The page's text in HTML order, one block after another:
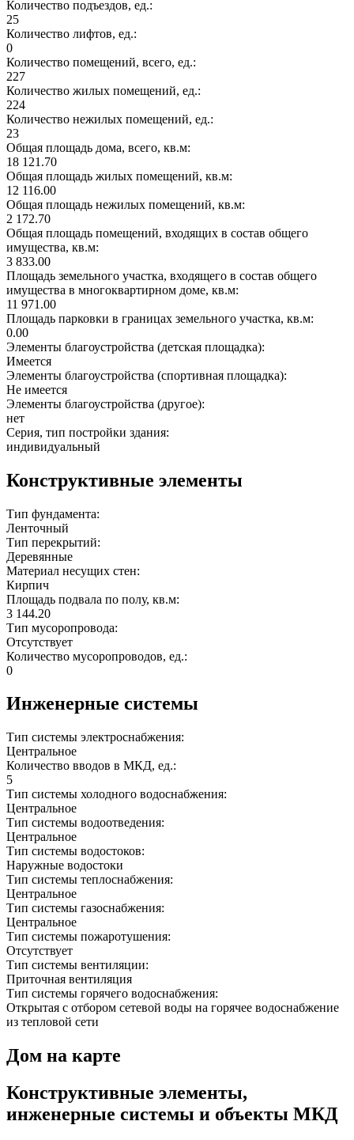
Количество подъездов, ед.:
25
Количество лифтов, ед.:
0
Количество помещений, всего, ед.:
227
Количество жилых помещений, ед.:
224
Количество нежилых помещений, ед.:
23
Общая площадь дома, всего, кв.м:
18 121.70
Общая площадь жилых помещений, кв.м:
12 116.00
Общая площадь нежилых помещений, кв.м:
2 172.70
Общая площадь помещений, входящих в состав общего
имущества, кв.м:
3 833.00
Площадь земельного участка, входящего в состав общего
имущества в многоквартирном доме, кв.м:
11 971.00
Площадь парковки в границах земельного участка, кв.м:
0.00
Элементы благоустройства (детская площадка):
Имеется
Элементы благоустройства (спортивная площадка):
Не имеется
Элементы благоустройства (другое):
нет
Серия, тип постройки здания:
индивидуальный
Конструктивные элементы
Тип фундамента:
Ленточный
Тип перекрытий:
Деревянные
Материал несущих стен:
Кирпич
Площадь подвала по полу, кв.м:
3 144.20
Тип мусоропровода:
Отсутствует
Количество мусоропроводов, ед.:
0
Инженерные системы
Тип системы электроснабжения:
Центральное
Количество вводов в МКД, ед.:
5
Тип системы холодного водоснабжения:
Центральное
Тип системы водоотведения:
Центральное
Тип системы водостоков:
Наружные водостоки
Тип системы теплоснабжения:
Центральное
Тип системы газоснабжения:
Центральное
Тип системы пожаротушения:
Отсутствует
Тип системы вентиляции:
Приточная вентиляция
Тип системы горячего водоснабжения:
Открытая с отбором сетевой воды на горячее водоснабжение
из тепловой сети
Дом на карте
Конструктивные элементы,
инженерные системы и объекты МКД